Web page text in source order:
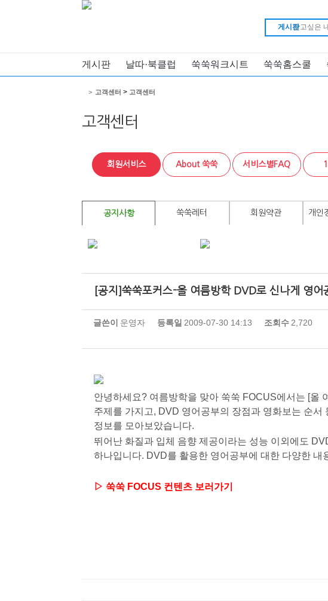
게시판
게시판 날따·북클럽 쑥쑥워크시트 쑥쑥홈스쿨
고객센터
> 고객센터 > 고객센터
회원서비스 About 쑥쑥 서비스별FAQ
공지사항 쑥쑥레터 회원약관 개인
[공지]쑥쑥포커스-올 여름방학 DVD로 신나게 영어
글쓴이 운영자 등록일 2009-07-30 14:13 조회수 2,720
안녕하세요? 여름방학을 맞아 쑥쑥 FOCUS에서는 [올
주제를 가지고, DVD 영어공부의 장점과 영화보는 순
정보를 모아보았습니다.
뛰어난 화질과 입체 음향 제공이라는 성능 이외에도
하나입니다. DVD를 활용한 영어공부에 대한 다양한 내
▷ 쑥쑥 FOCUS 컨텐츠 보러가기